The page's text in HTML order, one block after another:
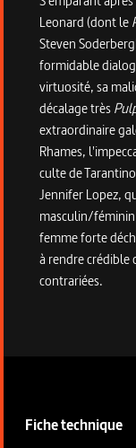
Leonard (dont le
Steven
formidable
virtuosité, sa
décalage très
extraordinaire
Rhames,
culte de
Jennifer Lopez,
masculin/
femme forte
à rendre crédible
contrariées.
Fiche technique